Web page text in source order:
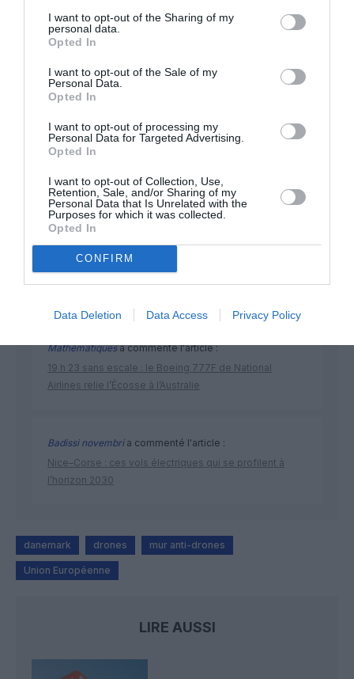
I want to opt-out of the Sharing of my
personal data.
Opted In
I want to opt-out of the Sale of my
Personal Data.
Opted In
I want to opt-out of processing my
Personal Data for Targeted Advertising.
Opted In
I want to opt-out of Collection, Use,
Retention, Sale, and/or Sharing of my
Personal Data that Is Unrelated with the
Purposes for which it was collected.
Opted In
CONFIRM
Data Deletion Data Access Privacy Policy
FAIRE UN DON
Soutenez Air Journal participez
à son
DERNIERS COMMENTAIRES
Mathématiquesa commenté l'article :
19 h 23 sans escale : le Boeing 777F de National
Airlines relie l’Écosse à l’Australie
Badissi novembria commenté l'article :
Nice–Corse : ces vols électriques qui se profilent à
l’horizon 2030
danemark drones mur anti-drones
Union Européenne
LIRE AUSSI